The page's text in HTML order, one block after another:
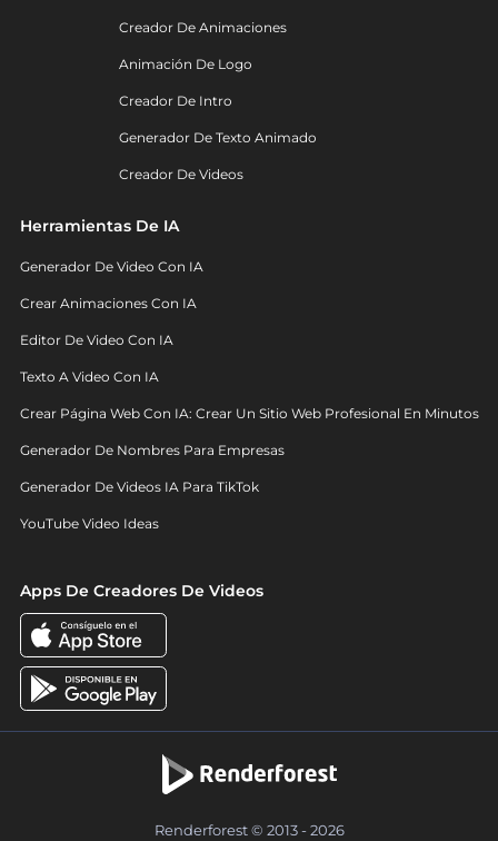
Creador De Animaciones
Animación De Logo
Creador De Intro
Generador De Texto Animado
Creador De Videos
Herramientas De IA
Generador De Video Con IA
Crear Animaciones Con IA
Editor De Video Con IA
Texto A Video Con IA
Crear Página Web Con IA: Crear Un Sitio Web Profesional En Minutos
Generador De Nombres Para Empresas
Generador De Videos IA Para TikTok
YouTube Video Ideas
Apps De Creadores De Videos
Renderforest © 2013 - 2026